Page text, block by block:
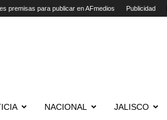
premisas para publicar en AFmedios Publicidad
NACIONAL JALISCO